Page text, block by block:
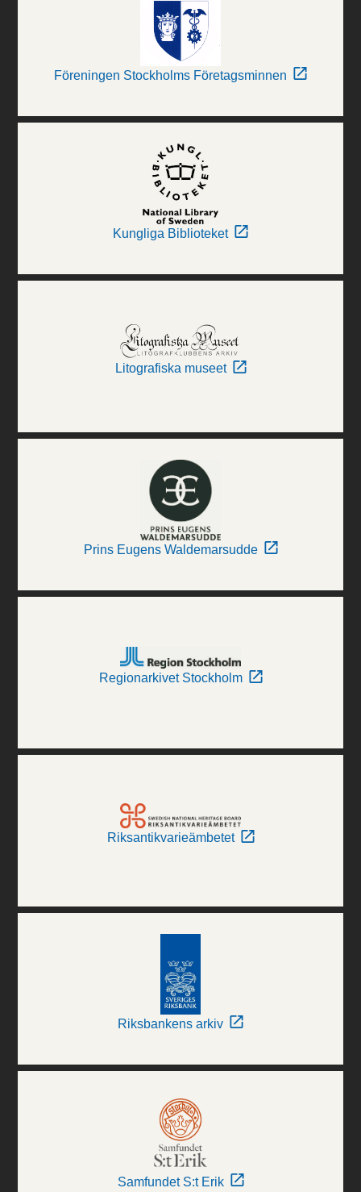
Föreningen Stockholms Företagsminnen
Kungliga Biblioteket
Litografiska museet
Prins Eugens Waldemarsudde
Regionarkivet Stockholm
Riksantikvarieämbetet
Riksbankens arkiv
Samfundet S:t Erik